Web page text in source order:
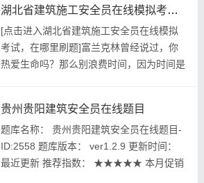
案更多最新建筑行业考试资料--《建设工程
安全生产管理条例》规定,()等的使用达到国
家规定的检验检测期限的,必须经具有专业
资质...
湖北省建筑施工安全员在线模拟考试，在哪里刷题
[点击进入湖北省建筑施工安全员在线模拟
考试，在哪里刷题]富兰克林曾经说过，你
热爱生命吗？那么别浪费时间，因为时间是
这句话。我们千辛万苦找到了'湖北省建筑
施工安全员在线模拟考试，在哪里刷题'。
那么，学习好似一片沃土，只要辛勤耕耘，
定会有累累的硕果；如若懒于...
贵州贵阳建筑安全员在线题目
题库名称： 贵州贵阳建筑安全员在线题目-
ID:2558 题库版本： ver1.2.9 更新时间：
最近更新 推荐指数： ★★★★★ 本月促销